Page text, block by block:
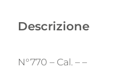
Descrizione
N°770 – Cal. – –